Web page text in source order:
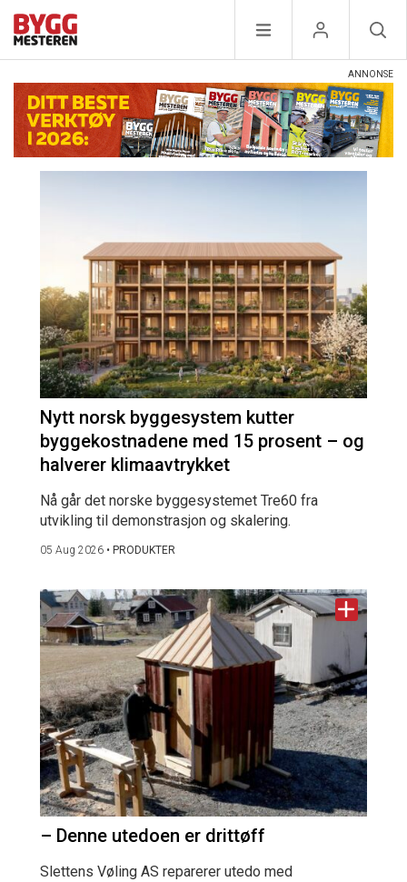
Nytt norsk byggesystem kutter
byggekostnadene med 15 prosent – og
halverer klimaavtrykket
Nå går det norske byggesystemet Tre60 fra
utvikling til demonstrasjon og skalering.
05 Aug 2026 • PRODUKTER
– Denne utedoen er drittøff
Slettens Vøling AS reparerer utedo med